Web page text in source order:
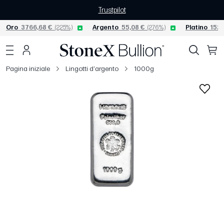
Trustpilot
Oro 3766,68 € (2,25%) Argento 55,08 € (2,76%) Platino
Pagina iniziale Lingotti d'argento 1000g